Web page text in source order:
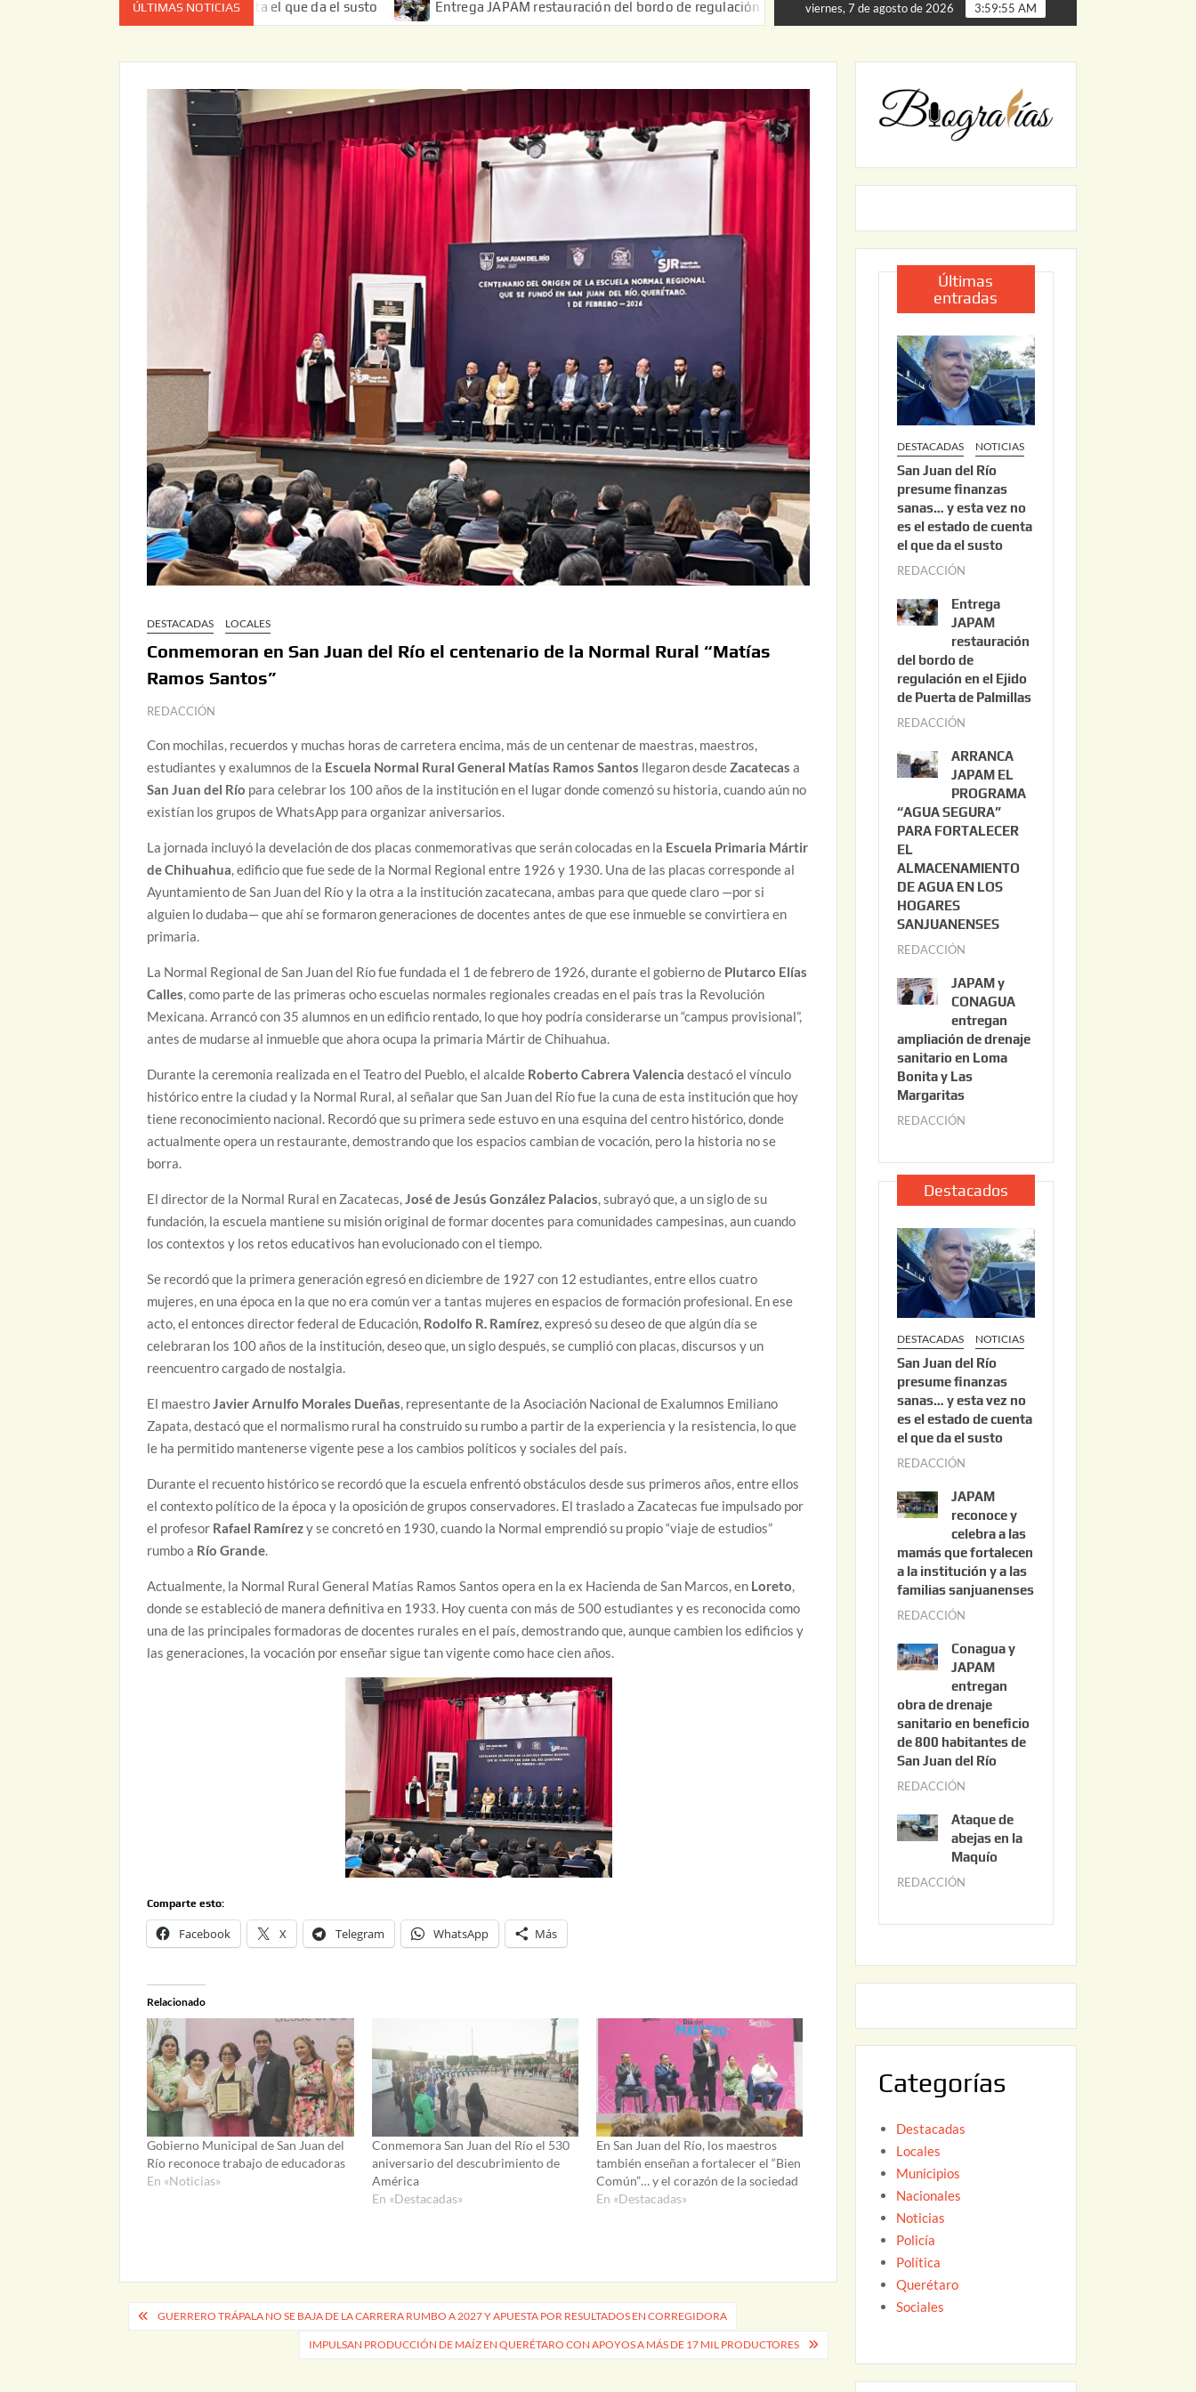
ÚLTIMAS NOTICIAS
vez no es el estado de cuenta el que da el susto Entrega JAPAM restauración del bordo de regulación en el Ejido de Puerta de Palmillas ARRANCA JAPAM EL PROGRAMA
viernes, 7 de agosto de 2026 3:59:56 AM
DESTACADAS LOCALES
Conmemoran en San Juan del Río el centenario de la Normal Rural “Matías
Ramos Santos”
REDACCIÓN
Con mochilas, recuerdos y muchas horas de carretera encima, más de un centenar de maestras, maestros,
estudiantes y exalumnos de la Escuela Normal Rural General Matías Ramos Santos llegaron desdeZacatecas a
San Juan del Río para celebrar los 100 años de la institución en el lugar donde comenzó su historia, cuando aún no
existían los grupos de WhatsApp para organizar aniversarios.
La jornada incluyó la develación de dos placas conmemorativas que serán colocadas en la Escuela Primaria Mártir
de Chihuahua, edificio que fue sede de la Normal Regional entre 1926 y 1930. Una de las placas corresponde al
Ayuntamiento de San Juan del Río y la otra a la institución zacatecana, ambas para que quede claro —por si
alguien lo dudaba— que ahí se formaron generaciones de docentes antes de que ese inmueble se convirtiera en
primaria.
La Normal Regional de San Juan del Río fue fundada el 1 de febrero de 1926, durante el gobierno de Plutarco Elías
Calles, como parte de las primeras ocho escuelas normales regionales creadas en el país tras la Revolución
Mexicana. Arrancó con 35 alumnos en un edificio rentado, lo que hoy podría considerarse un “campus provisional”,
antes de mudarse al inmueble que ahora ocupa la primaria Mártir de Chihuahua.
Durante la ceremonia realizada en el Teatro del Pueblo, el alcalde Roberto Cabrera Valencia destacó el vínculo
histórico entre la ciudad y la Normal Rural, al señalar que San Juan del Río fue la cuna de esta institución que hoy
tiene reconocimiento nacional. Recordó que su primera sede estuvo en una esquina del centro histórico, donde
actualmente opera un restaurante, demostrando que los espacios cambian de vocación, pero la historia no se
borra.
El director de la Normal Rural en Zacatecas,José de Jesús González Palacios, subrayó que, a un siglo de su
fundación, la escuela mantiene su misión original de formar docentes para comunidades campesinas, aun cuando
los contextos y los retos educativos han evolucionado con el tiempo.
Se recordó que la primera generación egresó en diciembre de 1927 con 12 estudiantes, entre ellos cuatro
mujeres, en una época en la que no era común ver a tantas mujeres en espacios de formación profesional. En ese
acto, el entonces director federal de Educación, Rodolfo R. Ramírez, expresó su deseo de que algún día se
celebraran los 100 años de la institución, deseo que, un siglo después, se cumplió con placas, discursos y un
reencuentro cargado de nostalgia.
El maestroJavier Arnulfo Morales Dueñas, representante de la Asociación Nacional de Exalumnos Emiliano
Zapata, destacó que el normalismo rural ha construido su rumbo a partir de la experiencia y la resistencia, lo que
le ha permitido mantenerse vigente pese a los cambios políticos y sociales del país.
Durante el recuento histórico se recordó que la escuela enfrentó obstáculos desde sus primeros años, entre ellos
el contexto político de la época y la oposición de grupos conservadores. El traslado a Zacatecas fue impulsado por
el profesor Rafael Ramírezy se concretó en 1930, cuando la Normal emprendió su propio “viaje de estudios”
rumbo a Río Grande.
Actualmente, la Normal Rural General Matías Ramos Santos opera en la ex Hacienda de San Marcos, en Loreto,
donde se estableció de manera definitiva en 1933. Hoy cuenta con más de 500 estudiantes y es reconocida como
una de las principales formadoras de docentes rurales en el país, demostrando que, aunque cambien los edificios y
las generaciones, la vocación por enseñar sigue tan vigente como hace cien años.
Comparte esto:
Facebook X Telegram WhatsApp Más
Relacionado
Gobierno Municipal de San Juan del
Río reconoce trabajo de educadoras
En «Noticias»
Conmemora San Juan del Río el 530
aniversario del descubrimiento de
América
En «Destacadas»
En San Juan del Río, los maestros
también enseñan a fortalecer el “Bien
Común”… y el corazón de la sociedad
En «Destacadas»
Navegación
GUERRERO TRÁPALA NO SE BAJA DE LA CARRERA RUMBO A 2027 Y APUESTA POR RESULTADOS EN CORREGIDORA
IMPULSAN PRODUCCIÓN DE MAÍZ EN QUERÉTARO CON APOYOS A MÁS DE 17 MIL PRODUCTORES
Últimas
entradas
DESTACADAS NOTICIAS
San Juan del Río
presume finanzas
sanas… y esta vez no
es el estado de cuenta
el que da el susto
REDACCIÓN
o
s
t
o
3
2
0
2
6
Entrega
JAPAM
restauración
del bordo de
regulación en el Ejido
de Puerta de Palmillas
REDACCIÓN
l
i
o
2
0
ARRANCA
JAPAM EL
PROGRAMA
“AGUA SEGURA”
PARA FORTALECER
EL
ALMACENAMIENTO
DE AGUA EN LOS
HOGARES
SANJUANENSES
REDACCIÓN
l
i
o
2
2
2
6
JAPAM y
CONAGUA
entregan
ampliación de drenaje
sanitario en Loma
Bonita y Las
Margaritas
REDACCIÓN
l
i
o
2
2
,
2
0
2
6
Destacados
DESTACADAS NOTICIAS
San Juan del Río
presume finanzas
sanas… y esta vez no
es el estado de cuenta
el que da el susto
REDACCIÓN
s
t
o
3
0
2
6
JAPAM
reconoce y
celebra a las
mamás que fortalecen
a la institución y a las
familias sanjuanenses
REDACCIÓN
n
i
o
3
0
0
2
6
Conagua y
JAPAM
entregan
obra de drenaje
sanitario en beneficio
de 800 habitantes de
San Juan del Río
REDACCIÓN
n
i
0
2
Ataque de
abejas en la
Maquío
REDACCIÓN
y
2
Categorías
Destacadas
Locales
Municipios
Nacionales
Noticias
Policía
Política
Querétaro
Sociales